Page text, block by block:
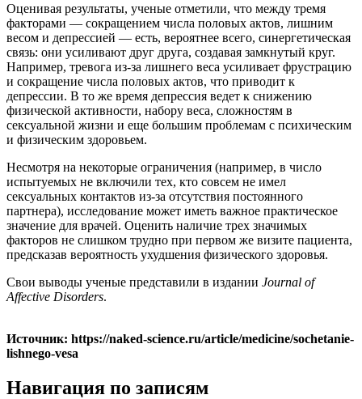
Оценивая результаты, ученые отметили, что между тремя
факторами — сокращением числа половых актов, лишним
весом и депрессией — есть, вероятнее всего, синергетическая
связь: они усиливают друг друга, создавая замкнутый круг.
Например, тревога из-за лишнего веса усиливает фрустрацию
и сокращение числа половых актов, что приводит к
депрессии. В то же время депрессия ведет к снижению
физической активности, набору веса, сложностям в
сексуальной жизни и еще большим проблемам с психическим
и физическим здоровьем.
Несмотря на некоторые ограничения (например, в число
испытуемых не включили тех, кто совсем не имел
сексуальных контактов из-за отсутствия постоянного
партнера), исследование может иметь важное практическое
значение для врачей. Оценить наличие трех значимых
факторов не слишком трудно при первом же визите пациента,
предсказав вероятность ухудшения физического здоровья.
Свои выводы ученые представили в издании Journal of
Affective Disorders.
Источник: https://naked-science.ru/article/medicine/sochetanie-
lishnego-vesa
Навигация по записям